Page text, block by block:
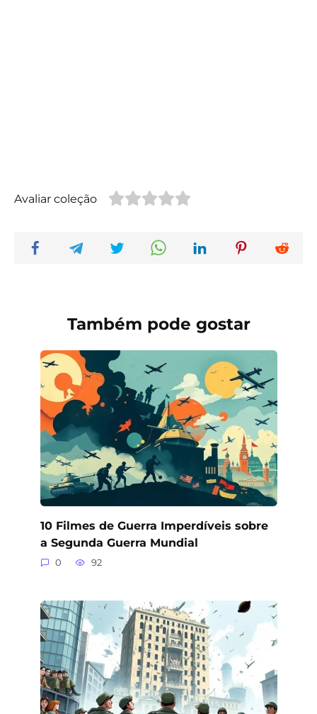
Avaliar coleção
Também pode gostar
10 Filmes de Guerra Imperdíveis sobre
a Segunda Guerra Mundial
0 92